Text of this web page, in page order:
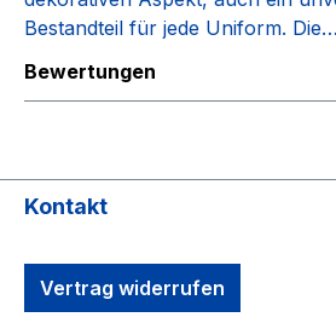
Bestandteil für jede Uniform. Die…
Bewertungen
Kontakt
Vertrag widerrufen